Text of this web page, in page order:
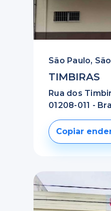
São Paulo,
TIMBIRAS
Rua dos
01208-011 -
Copiar